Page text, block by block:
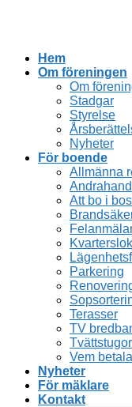
Hem
Om föreningen
Om
Stadgar
Styrelse
Nyheter
För boende
Allmänna
Att bo i
Parkering
Terasser
TV
Tvättstugor
Vem
Nyheter
För mäklare
Kontakt